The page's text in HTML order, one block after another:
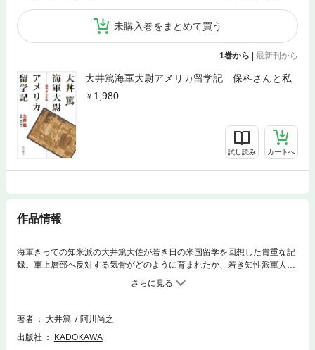
未購入巻をまとめて買う
1巻から | 最新刊から
大井篤海軍大尉アメリカ留学記 保科さんと私
1,980
試し読み カートへ
作品情報
海軍きっての知米派の大井篤大佐が若き日の米国留学を回想した貴重な記
録。軍上層部へ反対する気骨がどのように育まれたか、若き知性派軍人の
熱い思いが伝わる。阿川弘之氏の長男、阿川尚之氏の書き下ろし解説を収
録。※本書は、雑誌「水交」に連載された「保科さんと私」を改題し、書
き下ろしを加えたものが底本です。
著者
大井篤
阿川尚之
出版社
KADOKAWA